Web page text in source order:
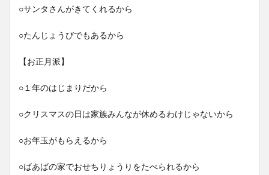
○サンタさんがきてくれるから
○たんじょうびでもあるから
【お正月派】
○１年のはじまりだから
○クリスマスの日は家族みんなが休めるわけじゃないから
○お年玉がもらえるから
○ばあばの家でおせちりょうりをたべられるから